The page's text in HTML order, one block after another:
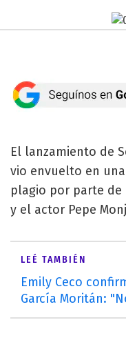
El lanzamiento de
vio envuelto en
plagio por parte de
y el actor Pepe
LEÉ TAMBIÉN
Emily Ceco
García Moritán: